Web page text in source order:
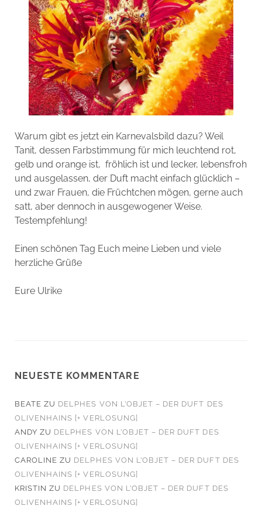
Warum gibt es jetzt ein Karnevalsbild dazu? Weil
Tanit, dessen Farbstimmung für mich leuchtend rot,
gelb und orange ist, fröhlich ist und lecker, lebensfroh
und ausgelassen, der Duft macht einfach glücklich –
und zwar Frauen, die Früchtchen mögen, gerne auch
satt, aber dennoch in ausgewogener Weise.
Testempfehlung!
Einen schönen Tag Euch meine Lieben und viele
herzliche Grüße
Eure Ulrike
NEUESTE KOMMENTARE
BEATE ZU DELPHES VON L’OBJET – DER DUFT DES
OLIVENHAINS [+ VERLOSUNG]
ANDY ZU DELPHES VON L’OBJET – DER DUFT DES
OLIVENHAINS [+ VERLOSUNG]
CAROLINE ZU DELPHES VON L’OBJET – DER DUFT DES
OLIVENHAINS [+ VERLOSUNG]
KRISTIN ZU DELPHES VON L’OBJET – DER DUFT DES
OLIVENHAINS [+ VERLOSUNG]